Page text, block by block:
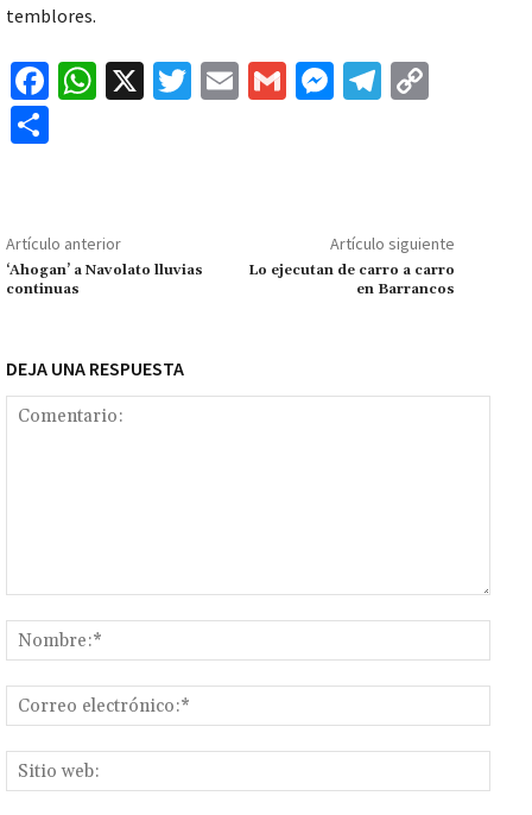
temblores.
Fa
o
k
W
p
p
X
T
E
G
M
ge
r
Te
m Li
n
k
p
ar
Artículo anterior
‘Ahogan’ a Navolato lluvias
continuas
Artículo siguiente
Lo ejecutan de carro a carro
en Barrancos
DEJA UNA RESPUESTA
web: